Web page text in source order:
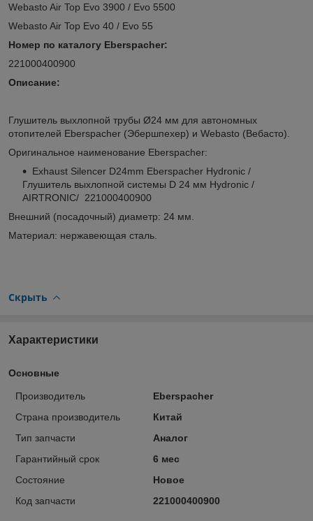
Webasto Air Top Evo 3900 / Evo 5500
Webasto Air Top Evo 40 / Evo 55
Номер по каталогу Eberspacher:
221000400900
Описание:
Глушитель выхлопной трубы Ø24 мм для автономных
отопителей Eberspacher (Эбершпехер) и Webasto (Вебасто).
Оригинальное наименование Eberspacher:
Exhaust Silencer D24mm Eberspacher Hydronic /
Глушитель выхлопной системы D 24 мм Hydronic /
AIRTRONIC/ 221000400900
Внешний (посадочный) диаметр: 24 мм.
Материал: нержавеющая сталь.
Скрыть
Характеристики
Основные
Производитель
Eberspacher
Страна производитель
Китай
Тип запчасти
Аналог
Гарантийный срок
6 мес
Состояние
Новое
Код запчасти
221000400900